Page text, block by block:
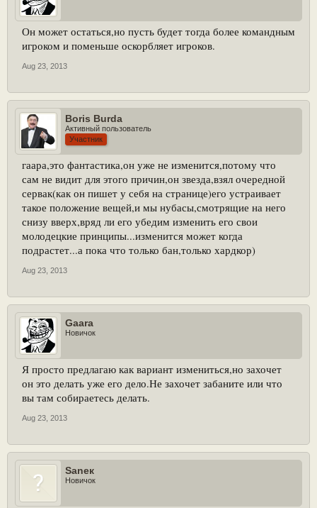
Он может остаться,но пусть будет тогда более командным
игроком и поменьше оскорбляет игроков.
Aug 23, 2013
Boris Burda
Активный пользователь
Участник
гаара,это фантастика,он уже не изменится,потому что
сам не видит для этого причин,он звезда,взял очередной
сервак(как он пишет у себя на странице)его устраивает
такое положение вещей,и мы нубасы,смотрящие на него
снизу вверх,вряд ли его убедим изменить его свои
молодецкие принципы...изменится может когда
подрастет...а пока что только бан,только хардкор)
Aug 23, 2013
Gaara
Новичок
Я просто предлагаю как вариант измениться,но захочет
он это делать уже его дело.Не захочет забаните или что
вы там собираетесь делать.
Aug 23, 2013
Saneк
Новичок